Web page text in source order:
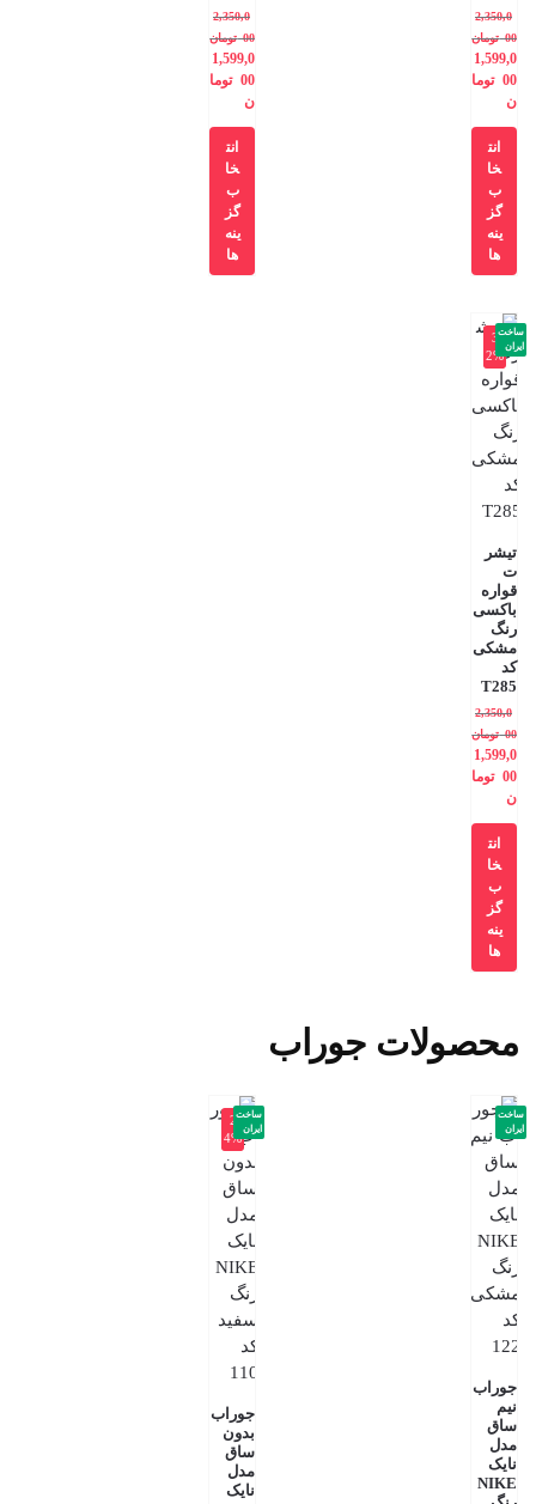
2,350,0
00 تومان
1,599,0
00 توما
ن
انت
خا
ب
گز
ینه
ها
2,350,0
00 تومان
1,599,0
00 توما
ن
انت
خا
ب
گز
ینه
ها
-3
2%
تیشر
ت
قواره
باکسی
رنگ
مشکی
کد
T285
2,350,0
00 تومان
1,599,0
00 توما
ن
ساخت
ایران
انت
خا
ب
گز
ینه
ها
محصولات جوراب
جوراب
نیم
ساق
مدل
نایک
NIKE
ساخت
ایران
-2
4%
جوراب
بدون
ساق
مدل
نایک
ساخت
ایران